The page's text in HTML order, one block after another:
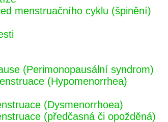
menstruačního cyklu (špinění)
(Perimonopausální syndrom)
(Hypomenorrhea)
(Dysmenorrhoea)
(předčasná či opožděná)